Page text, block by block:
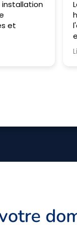
passés
Très à
ont bien
à